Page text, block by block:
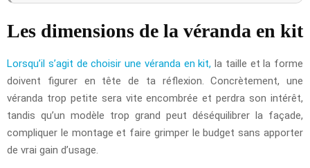
Les dimensions de la véranda en kit
Lorsqu’il s’agit de choisir une véranda en kit, la taille et la forme
doivent figurer en tête de ta réflexion. Concrètement, une
véranda trop petite sera vite encombrée et perdra son intérêt,
tandis qu’un modèle trop grand peut déséquilibrer la façade,
compliquer le montage et faire grimper le budget sans apporter
de vrai gain d’usage.